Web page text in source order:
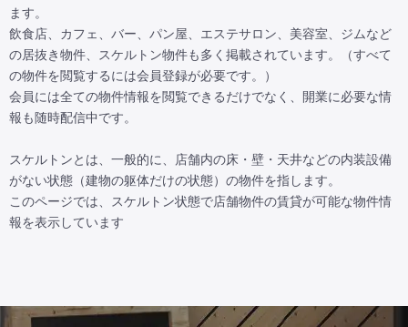
ます。
飲食店、カフェ、バー、パン屋、エステサロン、美容室、ジムなど
の居抜き物件、スケルトン物件も多く掲載されています。（すべて
の物件を閲覧するには会員登録が必要です。）
会員には全ての物件情報を閲覧できるだけでなく、開業に必要な情
報も随時配信中です。
スケルトンとは、一般的に、店舗内の床・壁・天井などの内装設備
がない状態（建物の躯体だけの状態）の物件を指します。
このページでは、スケルトン状態で店舗物件の賃貸が可能な物件情
報を表示しています